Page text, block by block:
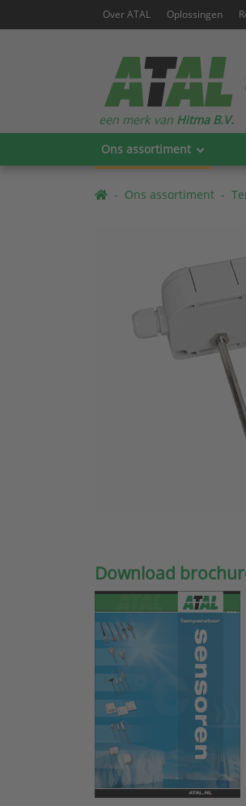
Over ATAL Oplossingen
Ons assortiment
een merk van Hitma B.V.
Ons assortiment
Download